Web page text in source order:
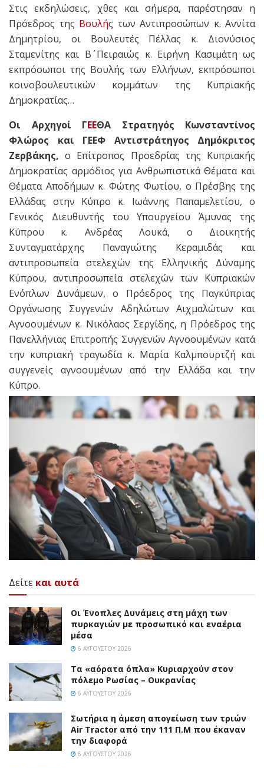
Στις εκδηλώσεις, χθες και σήμερα, παρέστησαν η
Πρόεδρος της Βουλής των Αντιπροσώπων κ. Αννίτα
Δημητρίου, οι Βουλευτές Πέλλας κ. Διονύσιος
Σταμενίτης και Β΄ Πειραιώς κ. Ειρήνη Κασιμάτη ως
εκπρόσωποι της Βουλής των Ελλήνων, εκπρόσωποι
κοινοβουλευτικών κομμάτων της Κυπριακής
Δημοκρατίας…
Οι Αρχηγοί ΓΕΕΘΑ Στρατηγός Κωνσταντίνος
Φλώρος και ΓΕΕΦ Αντιστράτηγος Δημόκριτος
Ζερβάκης, ο Επίτροπος Προεδρίας της Κυπριακής
Δημοκρατίας αρμόδιος για Ανθρωπιστικά Θέματα και
Θέματα Αποδήμων κ. Φώτης Φωτίου, ο Πρέσβης της
Ελλάδας στην Κύπρο κ. Ιωάννης Παπαμελετίου, ο
Γενικός Διευθυντής του Υπουργείου Άμυνας της
Κύπρου κ. Ανδρέας Λουκά, ο Διοικητής
Συνταγματάρχης Παναγιώτης Κεραμιδάς και
αντιπροσωπεία στελεχών της Ελληνικής Δύναμης
Κύπρου, αντιπροσωπεία στελεχών των Κυπριακών
Ενόπλων Δυνάμεων, ο Πρόεδρος της Παγκύπριας
Οργάνωσης Συγγενών Αδηλώτων Αιχμαλώτων και
Αγνοουμένων κ. Νικόλαος Σεργίδης, η Πρόεδρος της
Πανελλήνιας Επιτροπής Συγγενών Αγνοουμένων κατά
την κυπριακή τραγωδία κ. Μαρία Καλμπουρτζή και
συγγενείς αγνοουμένων από την Ελλάδα και την
Κύπρο.
Δείτε και αυτά
Οι Ένοπλες Δυνάμεις στη μάχη των
πυρκαγιών με προσωπικό και εναέρια
μέσα
6 ΑΥΓΟΎΣΤΟΥ 2026
Τα «αόρατα όπλα» Κυριαρχούν στον
πόλεμο Ρωσίας – Ουκρανίας
6 ΑΥΓΟΎΣΤΟΥ 2026
Σωτήρια η άμεση απογείωση των τριών
Air Tractor από την 111 Π.M που έκαναν
την διαφορά
6 ΑΥΓΟΎΣΤΟΥ 2026